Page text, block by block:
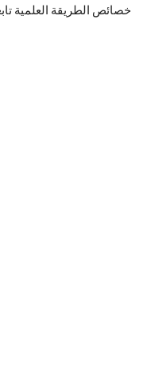
خصائص الطريقة العلمية